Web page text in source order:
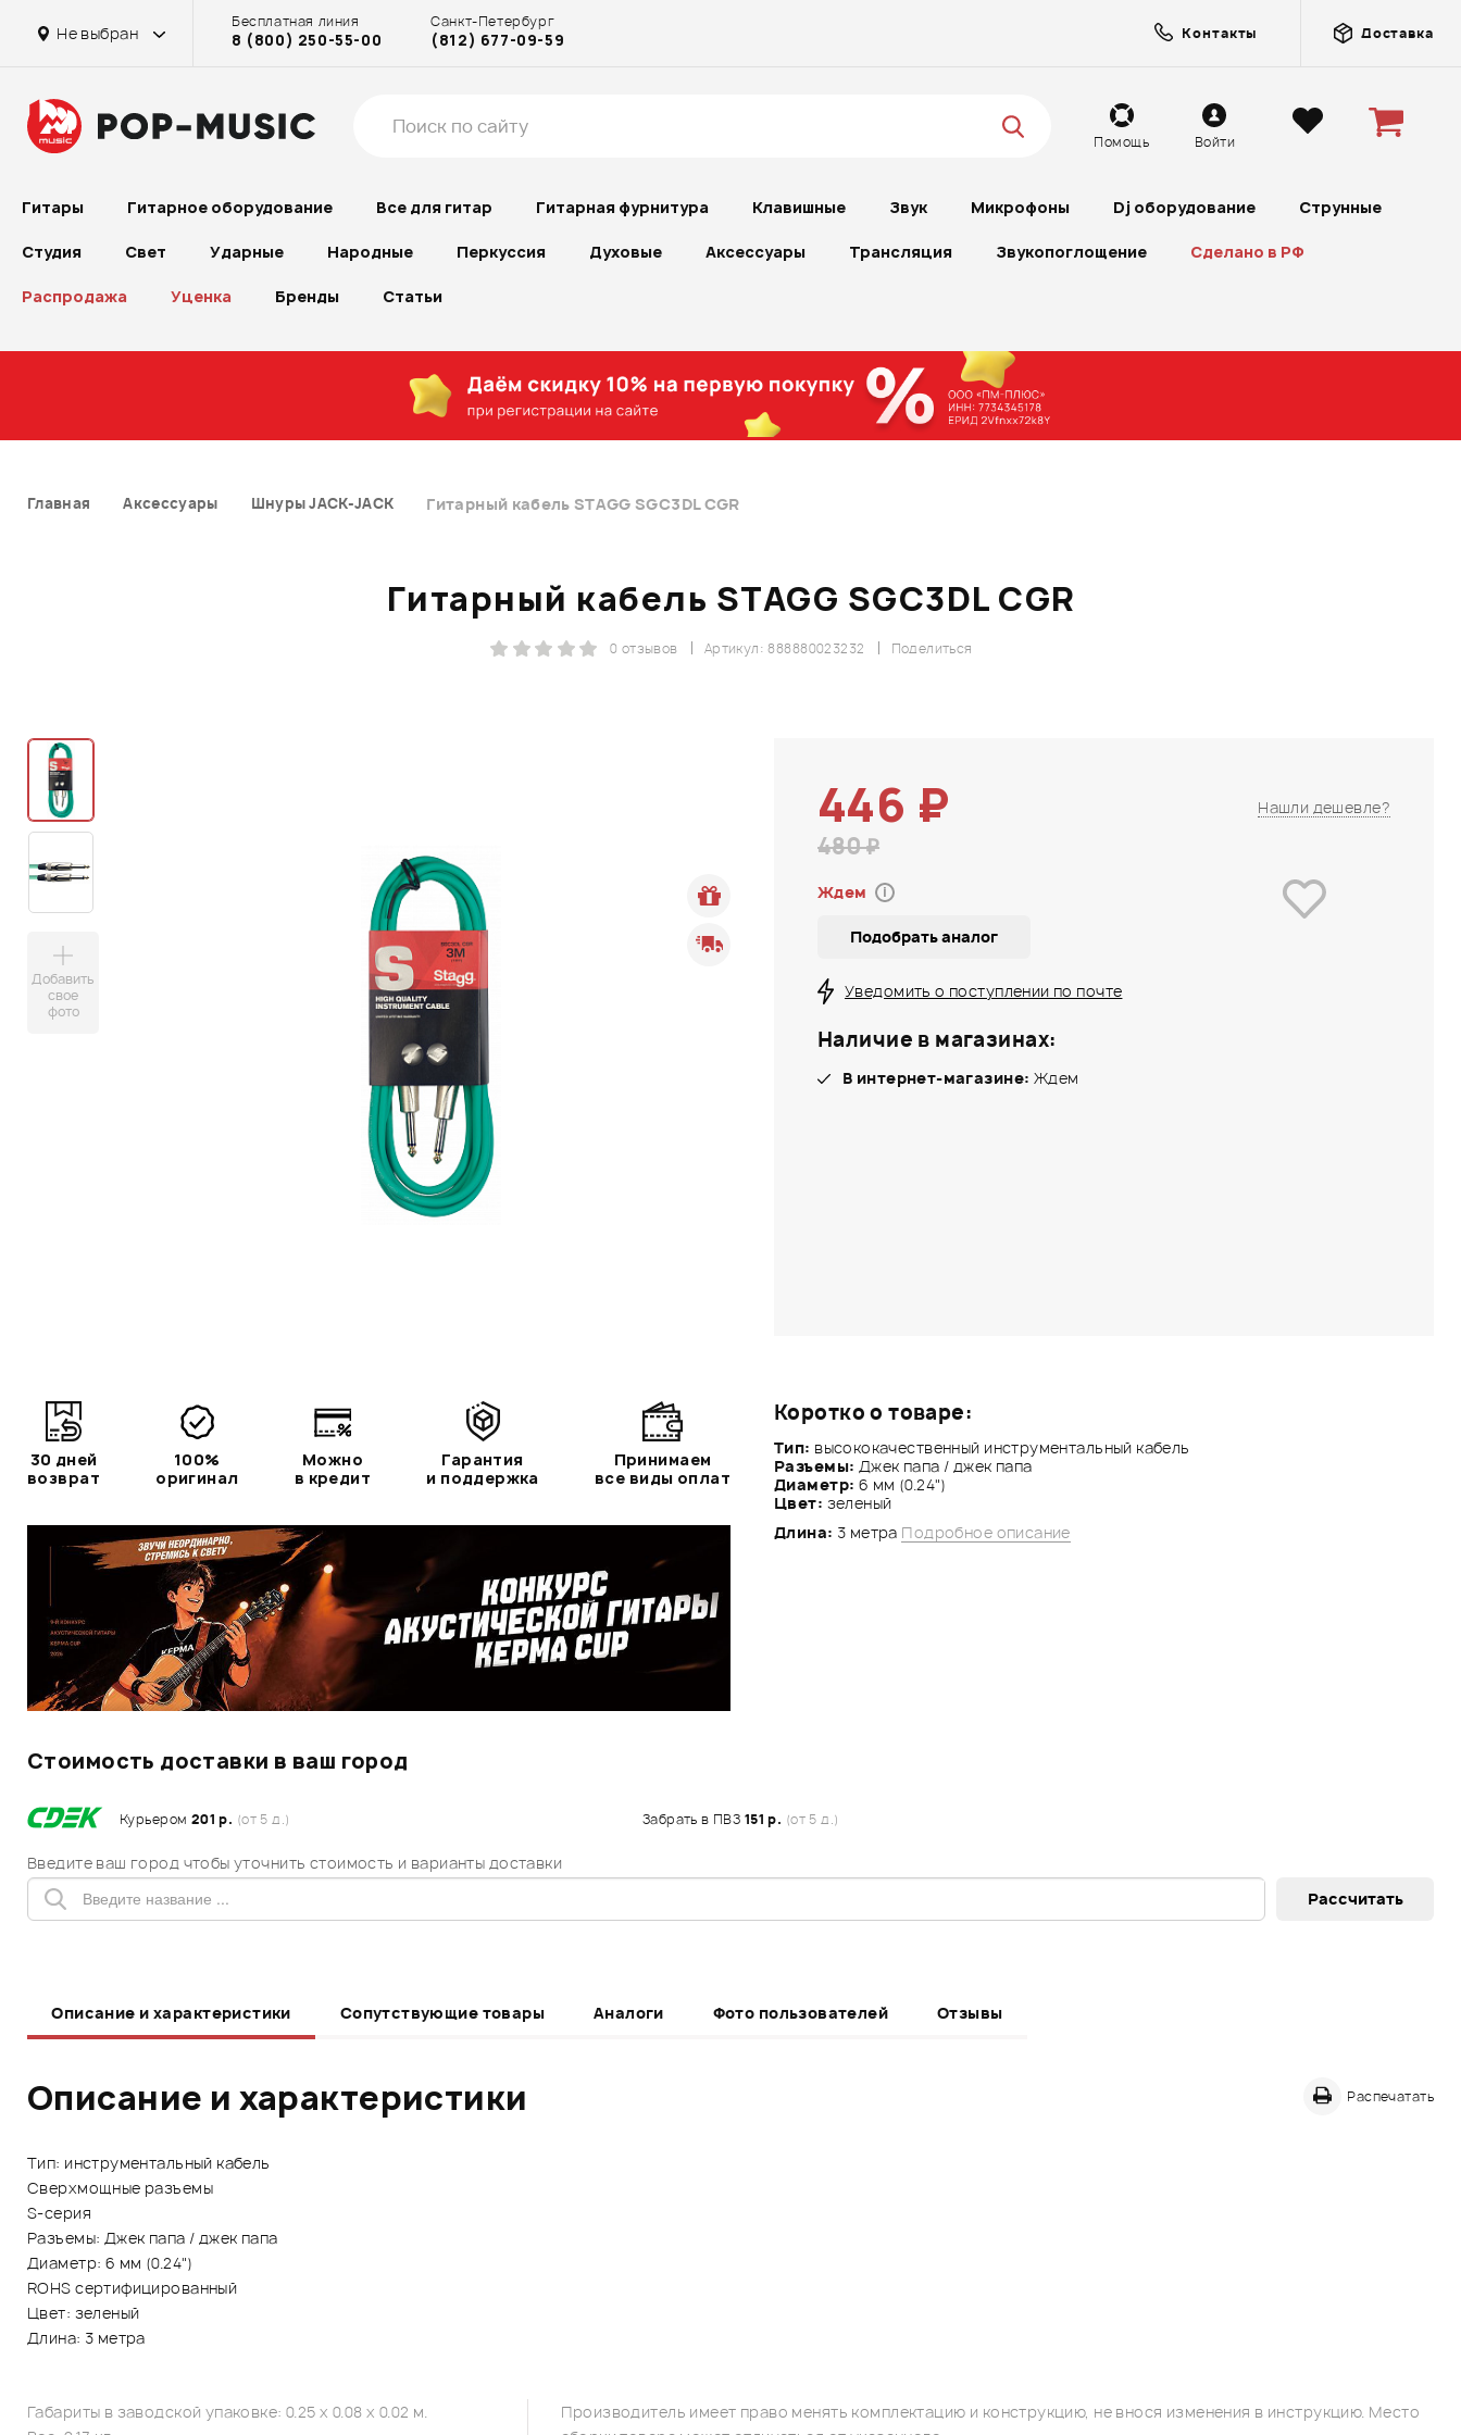
Не выбран
Бесплатная линия
8 (800) 250-55-00
Санкт-Петербург
(812) 677-09-59 Контакты Доставка
Помощь Войти
Гитары Гитарное оборудование Все для гитар Гитарная фурнитура Клавишные Звук Микрофоны Dj оборудование Струнные
Студия Свет Ударные Народные Перкуссия Духовые Аксессуары Трансляция Звукопоглощение Сделано в РФ
Распродажа Уценка Бренды Статьи
Главная Аксессуары Шнуры JACK-JACK Гитарный кабель STAGG SGC3DL CGR
Гитарный кабель STAGG SGC3DL CGR
Поделиться
Артикул: 888880023232
0 отзывов
Добавить
свое
фото
Коротко о товаре:
Тип: высококачественный инструментальный кабель
Разъемы: Джек папа / джек папа
Диаметр: 6 мм (0.24")
Цвет: зеленый
Длина: 3 метра Подробное описание
446 ₽
480 ₽
Нашли дешевле?
Ждем i
Подобрать аналог
Уведомить о поступлении по почте
Наличие в магазинах:
В интернет-магазине: Ждем
30 дней
возврат
100%
оригинал
Можно
в кредит
Гарантия
и поддержка
Принимаем
все виды оплат
Стоимость доставки в ваш город
Курьером 201 р. (от 5 д.) Забрать в ПВЗ 151 р. (от 5 д.)
Введите ваш город чтобы уточнить стоимость и варианты доставки
Описание и характеристики Сопутствующие товары Аналоги Фото пользователей Отзывы
Описание и характеристики Распечатать
Тип: инструментальный кабель
Сверхмощные разъемы
S-серия
Разъемы: Джек папа / джек папа
Диаметр: 6 мм (0.24")
ROHS сертифицированный
Цвет: зеленый
Длина: 3 метра
Габариты в заводской упаковке: 0.25 x 0.08 x 0.02 м.
Производитель имеет право менять комплектацию и конструкцию, не внося изменения в инструкцию. Место